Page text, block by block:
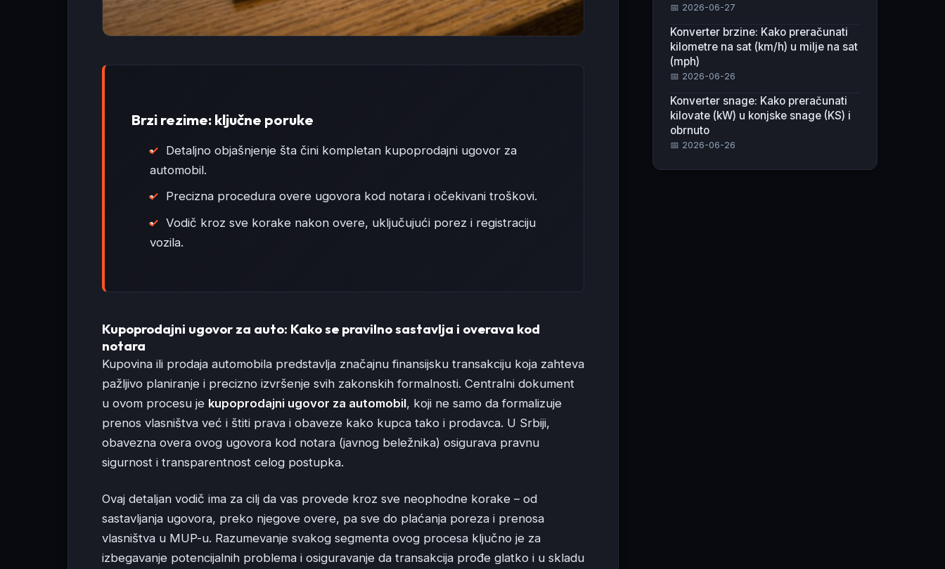
Brzi rezime: ključne poruke
Detaljno objašnjenje šta čini kompletan kupoprodajni ugovor za
automobil.
Precizna procedura overe ugovora kod notara i očekivani troškovi.
Vodič kroz sve korake nakon overe, uključujući porez i registraciju
vozila.
Kupoprodajni ugovor za auto: Kako se pravilno sastavlja i overava kod
notara
Kupovina ili prodaja automobila predstavlja značajnu finansijsku transakciju koja zahteva
pažljivo planiranje i precizno izvršenje svih zakonskih formalnosti. Centralni dokument
u ovom procesu je kupoprodajni ugovor za automobil, koji ne samo da formalizuje
prenos vlasništva već i štiti prava i obaveze kako kupca tako i prodavca. U Srbiji,
obavezna overa ovog ugovora kod notara (javnog beležnika) osigurava pravnu
sigurnost i transparentnost celog postupka.
Ovaj detaljan vodič ima za cilj da vas provede kroz sve neophodne korake – od
sastavljanja ugovora, preko njegove overe, pa sve do plaćanja poreza i prenosa
vlasništva u MUP-u. Razumevanje svakog segmenta ovog procesa ključno je za
izbegavanje potencijalnih problema i osiguravanje da transakcija prođe glatko i u skladu
📅 2026-06-27
Konverter brzine: Kako preračunati
kilometre na sat (km/h) u milje na sat
(mph)
📅 2026-06-26
Konverter snage: Kako preračunati
kilovate (kW) u konjske snage (KS) i
obrnuto
📅 2026-06-26